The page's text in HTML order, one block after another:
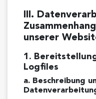
III.
unserer
1.
Logfiles
a. Beschreibung